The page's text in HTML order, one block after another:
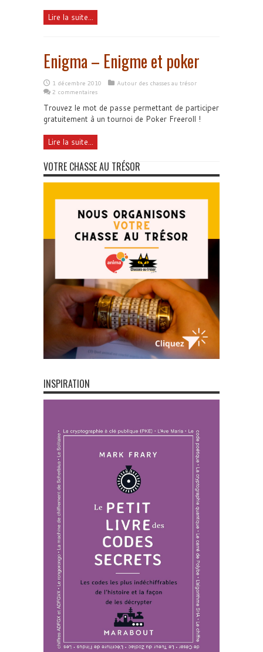
Lire la suite...
Enigma – Enigme et poker
1 décembre 2010
Autour des chasses au trésor
2 commentaires
Trouvez le mot de passe permettant de participer
gratuitement à un tournoi de Poker Freeroll !
Lire la suite...
VOTRE CHASSE AU TRÉSOR
INSPIRATION